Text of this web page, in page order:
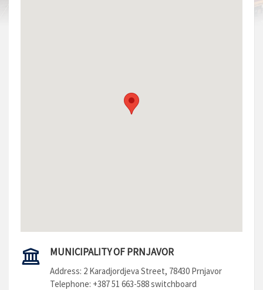
MUNICIPALITY OF PRNJAVOR
Address: 2 Karadjordjeva Street, 78430 Prnjavor
Telephone: +387 51 663-588 switchboard